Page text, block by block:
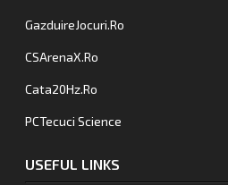
GazduireJocuri.Ro
CSArenaX.Ro
Cata20Hz.Ro
PCTecuci Science
USEFUL LINKS